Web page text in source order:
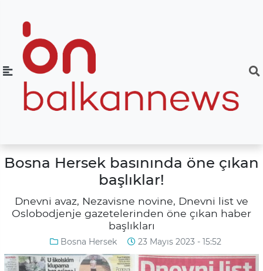
Bosna Hersek basınında öne çıkan
başlıklar!
Dnevni avaz, Nezavisne novine, Dnevni list ve
Oslobodjenje gazetelerinden öne çıkan haber
başlıkları
Bosna Hersek 23 Mayıs 2023 - 15:52